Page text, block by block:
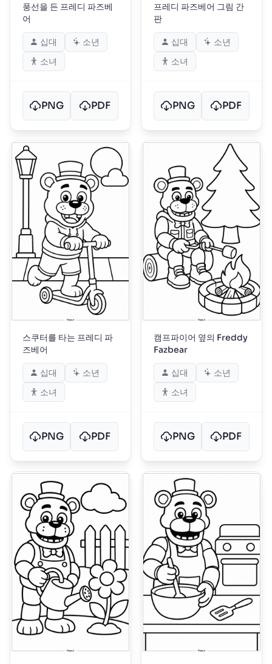
풍선을 든 프레디 파즈베
어
십대
소년
소녀
PNG PDF
프레디 파즈베어 그림 간
판
십대
소년
소녀
PNG PDF
스쿠터를 타는 프레디 파
즈베어
십대
소년
소녀
PNG PDF
캠프파이어 옆의 Freddy
Fazbear
십대
소년
소녀
PNG PDF